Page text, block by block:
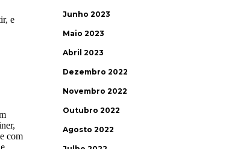
Junho 2023
Maio 2023
Abril 2023
Dezembro 2022
Novembro 2022
Outubro 2022
Agosto 2022